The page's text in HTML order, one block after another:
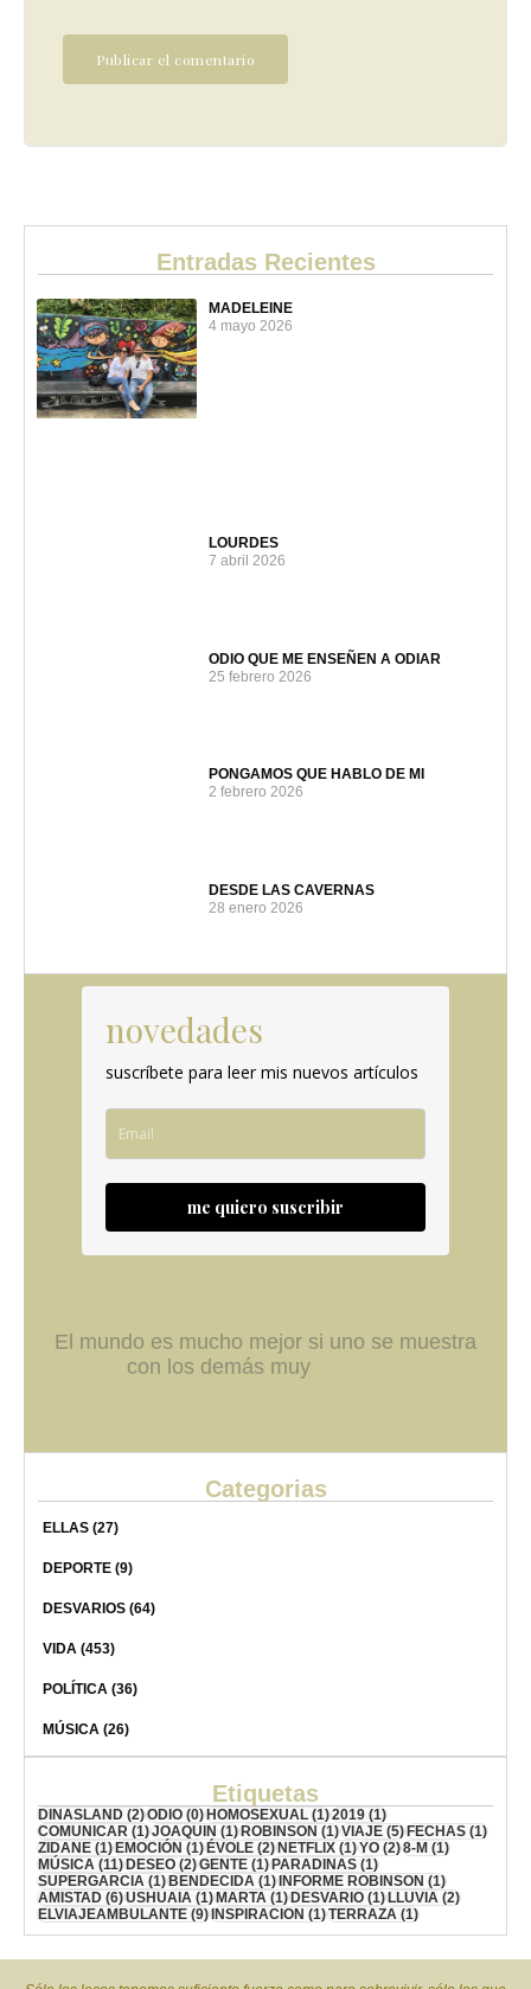
Entradas Recientes
MADELEINE
4 mayo 2026
LOURDES
7 abril 2026
ODIO QUE ME ENSEÑEN A ODIAR
25 febrero 2026
PONGAMOS QUE HABLO DE MI
2 febrero 2026
DESDE LAS CAVERNAS
28 enero 2026
novedades
suscríbete para leer mis nuevos artículos
me quiero suscribir
El mundo es mucho mejor si uno se muestra
con los demás muy
Categorias
ELLAS (27)
DEPORTE (9)
DESVARIOS (64)
VIDA (453)
POLÍTICA (36)
MÚSICA (26)
Etiquetas
DINASLAND (2)ODIO (0)HOMOSEXUAL (1)2019 (1)
COMUNICAR (1)JOAQUIN (1)ROBINSON (1)VIAJE (5)FECHAS (1)
ZIDANE (1)EMOCIÓN (1)ÉVOLE (2)NETFLIX (1)YO (2)8-M (1)
MÚSICA (11)DESEO (2)GENTE (1)PARADINAS (1)
SUPERGARCIA (1)BENDECIDA (1)INFORME ROBINSON (1)
AMISTAD (6)USHUAIA (1)MARTA (1)DESVARIO (1)LLUVIA (2)
ELVIAJEAMBULANTE (9)INSPIRACION (1)TERRAZA (1)